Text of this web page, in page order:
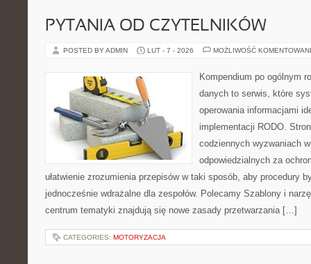
PYTANIA OD CZYTELNIKÓW
POSTED BY ADMIN LUT - 7 - 2026 MOŻLIWOŚĆ
Kompendium po ogólnym
danych to serwis, które
operowania informacjami
implementacji RODO.
codziennych wyzwaniach
odpowiedzialnych za
ułatwienie zrozumienia przepisów w taki sposób, aby procedury
jednocześnie wdrażalne dla zespołów. Polecamy Szablony i
centrum tematyki znajdują się nowe zasady przetwarzania […]
CATEGORIES: MOTORYZACJA